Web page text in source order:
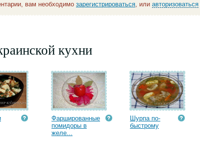
вам необходимо зарегистрироваться, или авторизоваться
кухни
Фаршированные
помидоры в
желе...
Шурпа по-
быстрому